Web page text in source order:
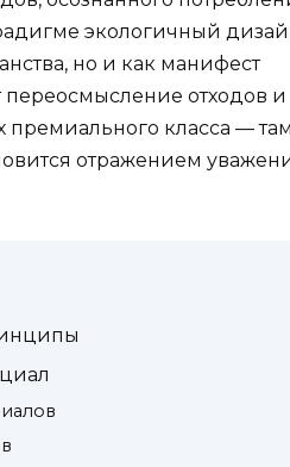
экологичный
но и как манифест
отходов и
класса —
отражением